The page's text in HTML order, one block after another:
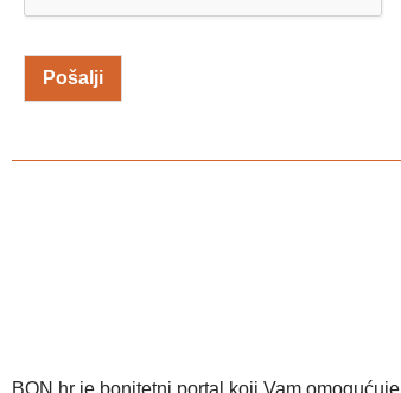
Pošalji
BON.hr je bonitetni portal koji Vam omogućuje